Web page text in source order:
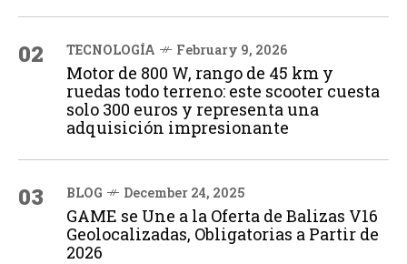
02 TECNOLOGÍA February 9, 2026
Motor de 800 W, rango de 45 km y
ruedas todo terreno: este scooter cuesta
solo 300 euros y representa una
adquisición impresionante
03 BLOG December 24, 2025
GAME se Une a la Oferta de Balizas V16
Geolocalizadas, Obligatorias a Partir de
2026